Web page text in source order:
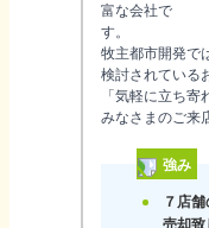
富な会社で
牧主都市開発で
検討されている
「気軽に立ち
みなさまのご来
強み
７店
売却致